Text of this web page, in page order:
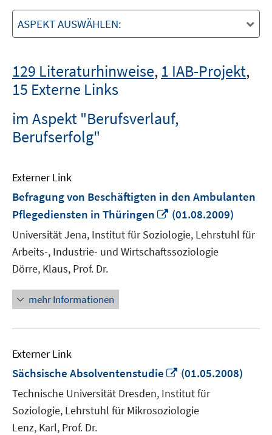
ASPEKT AUSWÄHLEN:
129 Literaturhinweise, 1 IAB-Projekt,
15 Externe Links
im Aspekt "Berufsverlauf,
Berufserfolg"
Externer Link
Befragung von Beschäftigten in den Ambulanten
Pflegediensten in Thüringen
In
neuem
Fenster
öffnen
(01.08.2009)
Universität Jena, Institut für Soziologie, Lehrstuhl für
Arbeits-, Industrie- und Wirtschaftssoziologie
Dörre, Klaus, Prof. Dr.
mehr Informationen
Externer Link
Sächsische Absolventenstudie
In
neuem
Fenster
öffnen
(01.05.2008)
Technische Universität Dresden, Institut für
Soziologie, Lehrstuhl für Mikrosoziologie
Lenz, Karl, Prof. Dr.